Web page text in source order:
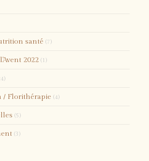
santé (7)
2022 (1)
/ Florithérapie (4)
(5)
(3)